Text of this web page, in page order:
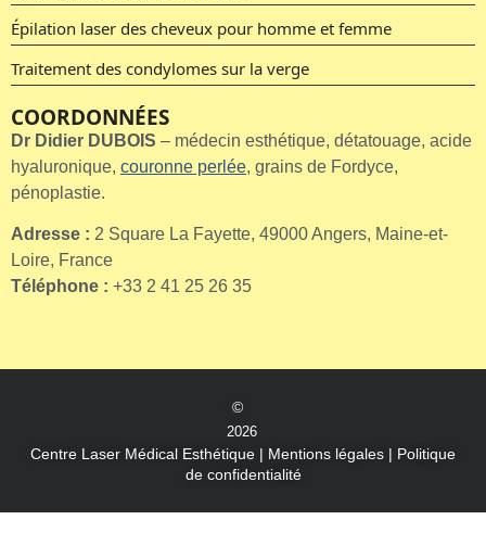
Épilation laser des cheveux pour homme et femme
Traitement des condylomes sur la verge
COORDONNÉES
Dr Didier DUBOIS – médecin esthétique, détatouage, acide
hyaluronique, couronne perlée, grains de Fordyce,
pénoplastie.
Adresse : 2 Square La Fayette, 49000 Angers, Maine-et-
Loire, France
Téléphone : +33 2 41 25 26 35
©
2026
Centre Laser Médical Esthétique | Mentions légales | Politique
de confidentialité